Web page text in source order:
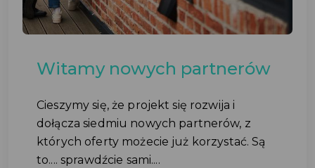
Witamy nowych partnerów
Cieszymy się, że projekt się rozwija i
dołącza siedmiu nowych partnerów, z
których oferty możecie już korzystać. Są
to.... sprawdźcie sami....